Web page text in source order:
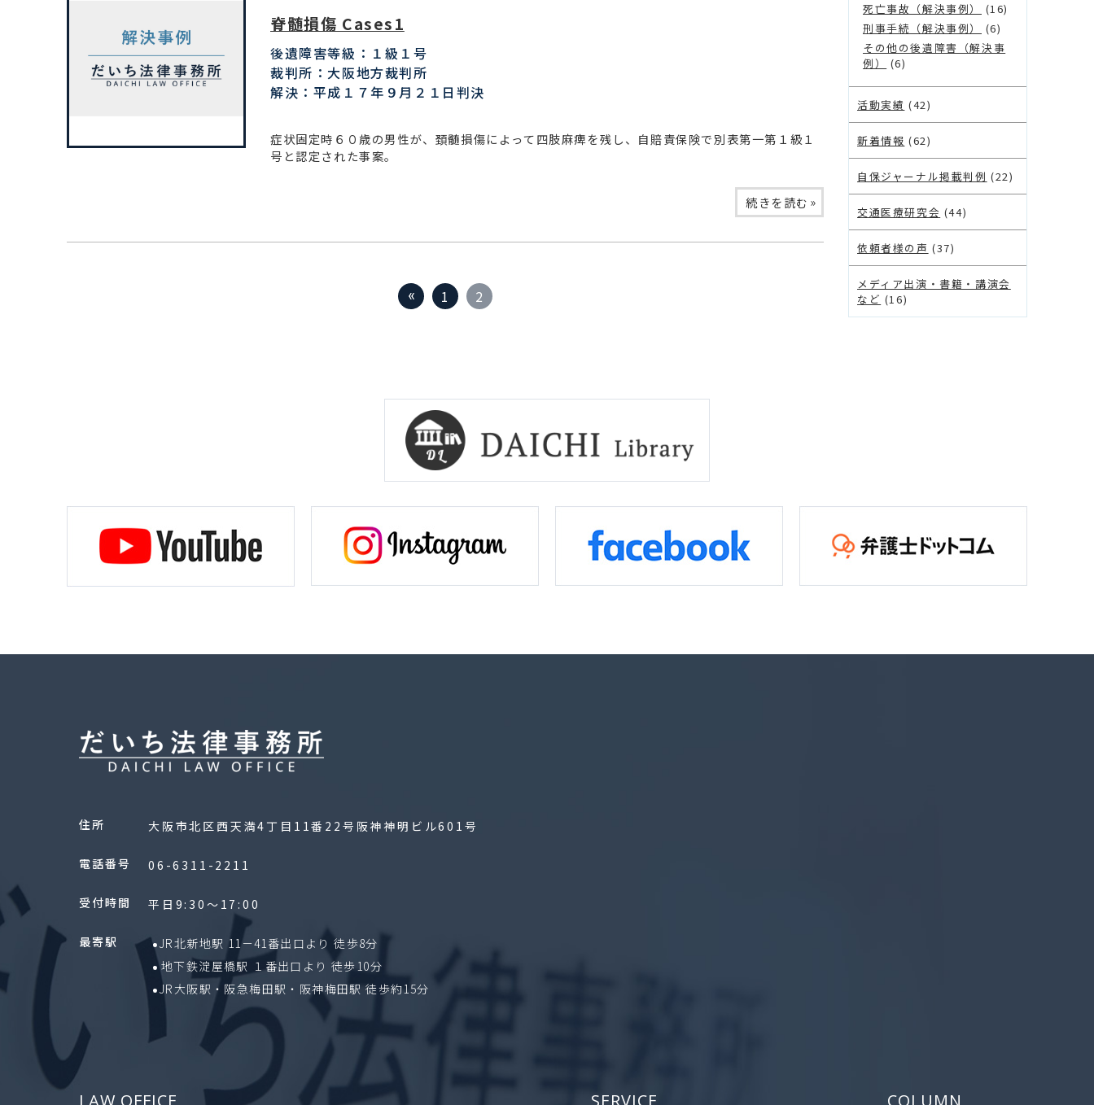
脊髄損傷 Cases1
後遺障害等級：１級１号
裁判所：大阪地方裁判所
解決：平成１７年９月２１日判決
症状固定時６０歳の男性が、頚髄損傷によって四肢麻痺を残し、自賠責保険で別表第一第１級１
号と認定された事案。
続きを読む »
1 2
死亡事故（解決事例）
(16)
刑事手続（解決事例）
(6)
その他の後遺障害（解決事
例）
(6)
活動実績 (42)
新着情報 (62)
自保ジャーナル掲載判例 (22)
交通医療研究会 (44)
依頼者様の声 (37)
メディア出演・書籍・講演会
など (16)
住所 大阪市北区西天満4丁目11番22号阪神神明ビル601号
電話番号 06-6311-2211
受付時間 平日9:30〜17:00
最寄駅
JR北新地駅 11－41番出口より 徒歩8分
地下鉄淀屋橋駅 １番出口より 徒歩10分
JR大阪駅・阪急梅田駅・阪神梅田駅 徒歩約15分
LAW OFFICE SERVICE COLUMN